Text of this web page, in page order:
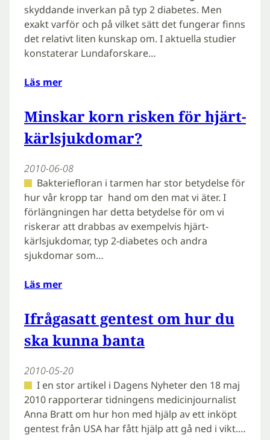
skyddande inverkan på typ 2 diabetes. Men
exakt varför och på vilket sätt det fungerar finns
det relativt liten kunskap om. I aktuella studier
konstaterar Lundaforskare…
Läs mer
Minskar korn risken för hjärt-
kärlsjukdomar?
2010-06-08
Bakteriefloran i tarmen har stor betydelse för
hur vår kropp tar hand om den mat vi äter. I
förlängningen har detta betydelse för om vi
riskerar att drabbas av exempelvis hjärt-
kärlsjukdomar, typ 2-diabetes och andra
sjukdomar som…
Läs mer
Ifrågasatt gentest om hur du
ska kunna banta
2010-05-20
I en stor artikel i Dagens Nyheter den 18 maj
2010 rapporterar tidningens medicinjournalist
Anna Bratt om hur hon med hjälp av ett inköpt
gentest från USA har fått hjälp att gå ned i vikt.…